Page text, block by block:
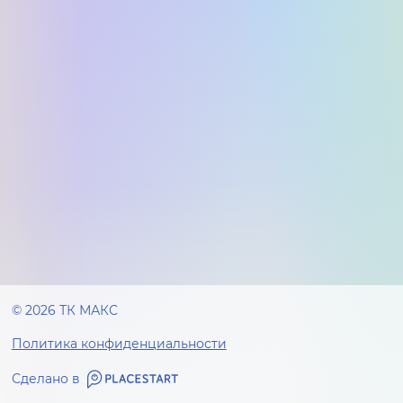
© 2026 ТК МАКС
Политика конфиденциальности
Сделано в